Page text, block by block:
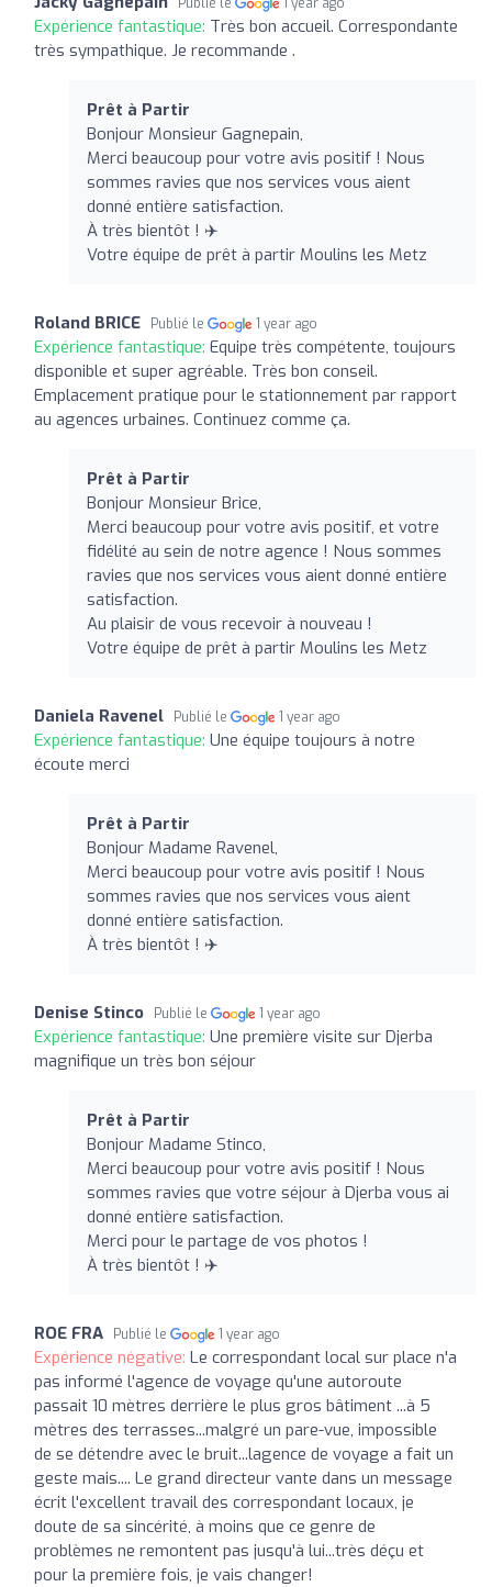
Expérience fantastique: Très bon accueil. Correspondante
très sympathique. Je recommande .
Prêt à Partir
Bonjour Monsieur Gagnepain,
Merci beaucoup pour votre avis positif ! Nous
sommes ravies que nos services vous aient
donné entière satisfaction.
À très bientôt ! ✈️
Votre équipe de prêt à partir Moulins les Metz
Roland BRICE Publié le 1 year ago
Expérience fantastique: Equipe très compétente, toujours
disponible et super agréable. Très bon conseil.
Emplacement pratique pour le stationnement par rapport
au agences urbaines. Continuez comme ça.
Prêt à Partir
Bonjour Monsieur Brice,
Merci beaucoup pour votre avis positif, et votre
fidélité au sein de notre agence ! Nous sommes
ravies que nos services vous aient donné entière
satisfaction.
Au plaisir de vous recevoir à nouveau !
Votre équipe de prêt à partir Moulins les Metz
Daniela Ravenel Publié le 1 year ago
Expérience fantastique: Une équipe toujours à notre
écoute merci
Prêt à Partir
Bonjour Madame Ravenel,
Merci beaucoup pour votre avis positif ! Nous
sommes ravies que nos services vous aient
donné entière satisfaction.
À très bientôt ! ✈️
Denise Stinco Publié le 1 year ago
Expérience fantastique: Une première visite sur Djerba
magnifique un très bon séjour
Prêt à Partir
Bonjour Madame Stinco,
Merci beaucoup pour votre avis positif ! Nous
sommes ravies que votre séjour à Djerba vous ai
donné entière satisfaction.
Merci pour le partage de vos photos !
À très bientôt ! ✈️
ROE FRA Publié le 1 year ago
Expérience négative: Le correspondant local sur place n'a
pas informé l'agence de voyage qu'une autoroute
passait 10 mètres derrière le plus gros bâtiment ...à 5
mètres des terrasses...malgré un pare-vue, impossible
de se détendre avec le bruit...lagence de voyage a fait un
geste mais.... Le grand directeur vante dans un message
écrit l'excellent travail des correspondant locaux, je
doute de sa sincérité, à moins que ce genre de
problèmes ne remontent pas jusqu'à lui...très déçu et
pour la première fois, je vais changer!